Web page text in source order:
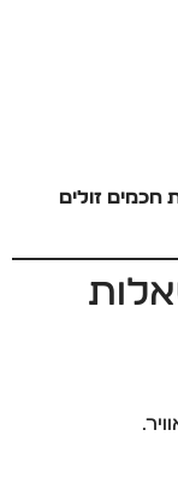
חכמים זולים